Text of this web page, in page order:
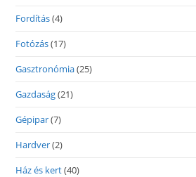
Fordítás(4)
Fotózás(17)
Gasztronómia(25)
Gazdaság(21)
Gépipar(7)
Hardver(2)
Ház és kert(40)